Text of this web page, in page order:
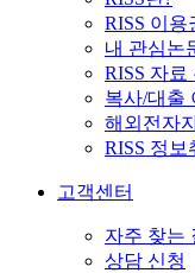
RISS 이용
내 관심논
RISS 자료
복사/대출
해외전자
RISS 정
고객센터
자주 찾는
상담 신청